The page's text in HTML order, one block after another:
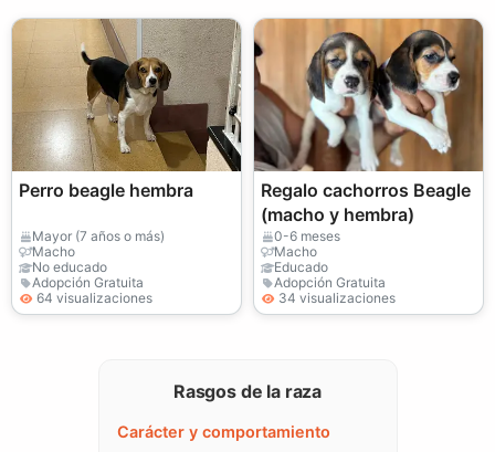
Perro beagle hembra
Mayor (7 años o más)
Macho
No educado
Adopción Gratuita
64 visualizaciones
Regalo cachorros Beagle
(macho y hembra)
0-6 meses
Macho
Educado
Adopción Gratuita
34 visualizaciones
Rasgos de la raza
Carácter y comportamiento